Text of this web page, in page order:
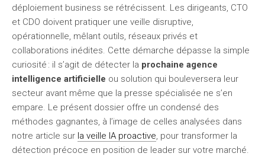
déploiement business se rétrécissent. Les dirigeants, CTO
et CDO doivent pratiquer une veille disruptive,
opérationnelle, mêlant outils, réseaux privés et
collaborations inédites. Cette démarche dépasse la simple
curiosité : il s’agit de détecter la prochaine agence
intelligence artificielle ou solution qui bouleversera leur
secteur avant même que la presse spécialisée ne s’en
empare. Le présent dossier offre un condensé des
méthodes gagnantes, à l’image de celles analysées dans
notre article sur la veille IA proactive, pour transformer la
détection précoce en position de leader sur votre marché.